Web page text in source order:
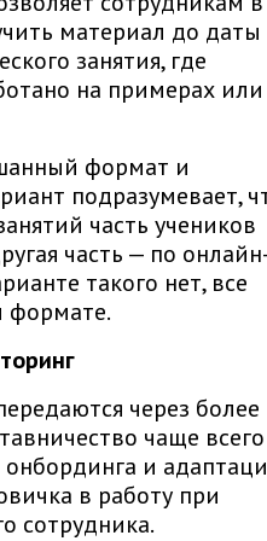
материал до даты
занятия, где
на примерах или
формат и
подразумевает,
часть учеников
часть — по
такого нет, все
формате.
через более
чаще всего
и
в работу при
сотрудника.